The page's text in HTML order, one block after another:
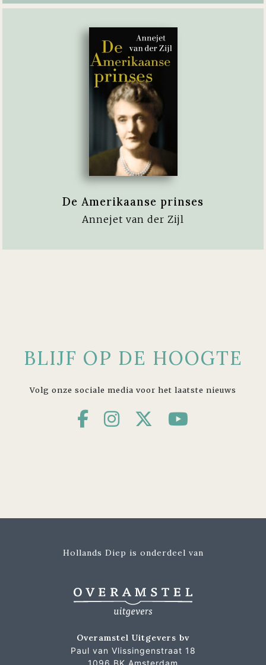
De Amerikaanse prinses
Annejet van der Zijl
BLIJF OP DE HOOGTE
Volg onze sociale media voor het laatste nieuws
Hollands Diep is onderdeel van
Overamstel Uitgevers bv
Paul van Vlissingenstraat 18
1096 BK Amsterdam